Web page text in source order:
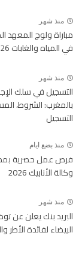
منذ شهر
مباراة ولوج المعهد
في المياه والغابات 2026-2027 IRTSEF
منذ شهر
بالمغرب: الشروط،
التسجيل
منذ بضع ايام
فرص عمل حصرية
وكالة الأنابيك 2026
منذ شهر
البيضاء لفائدة الأطر